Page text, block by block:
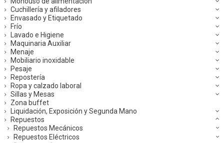
Cuchillería y afiladores
Envasado y Etiquetado
Frío
Lavado e Higiene
Maquinaria Auxiliar
Menaje
Mobiliario inoxidable
Pesaje
Repostería
Ropa y calzado laboral
Sillas y Mesas
Zona buffet
Liquidación, Exposición y Segunda Mano
Repuestos
Repuestos Mecánicos
Repuestos Eléctricos